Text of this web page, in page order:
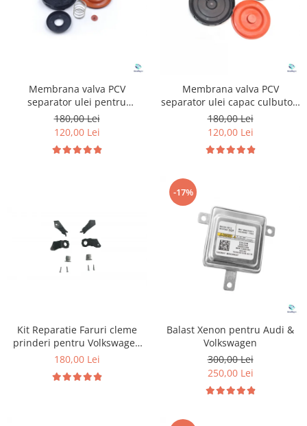
Membrana valva PCV
separator ulei pentru
Volkswagen Audi Seat Skoda
1.8 2.0 TFSI TSI
180,00 Lei
120,00 Lei
Membrana valva PCV
separator ulei capac culbutori
pentru Volkswagen Audi 1.4
2.0 2.5 3.6
180,00 Lei
120,00 Lei
Kit Reparatie Faruri cleme
prinderi pentru Volkswagen
Golf 5
180,00 Lei
-17%
Balast Xenon pentru Audi &
Volkswagen
300,00 Lei
250,00 Lei